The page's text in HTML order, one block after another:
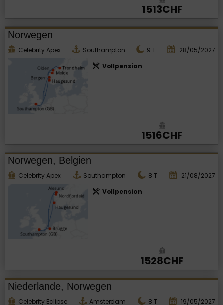
1513CHF
Norwegen
Celebrity Apex Southampton 9 T
28/05/2027
Vollpension
1516CHF
Norwegen, Belgien
Celebrity Apex Southampton 8 T
21/08/2027
Vollpension
1528CHF
Niederlande, Norwegen
Celebrity Eclipse Amsterdam 8 T
19/05/2027